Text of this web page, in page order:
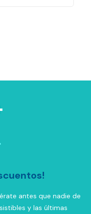
antes que nadie de
y las últimas